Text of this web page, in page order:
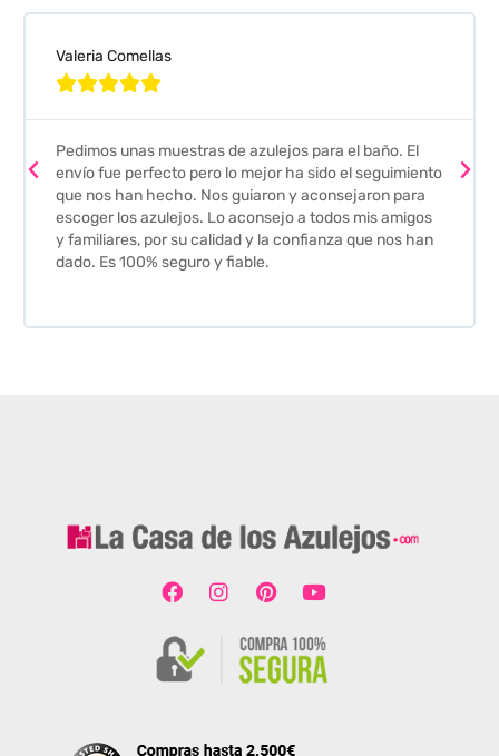
Valeria Comellas

Pedimos unas muestras de azulejos para el baño. El
envío fue perfecto pero lo mejor ha sido el seguimiento
que nos han hecho. Nos guiaron y aconsejaron para
escoger los azulejos. Lo aconsejo a todos mis amigos
y familiares, por su calidad y la confianza que nos han
dado. Es 100% seguro y fiable.